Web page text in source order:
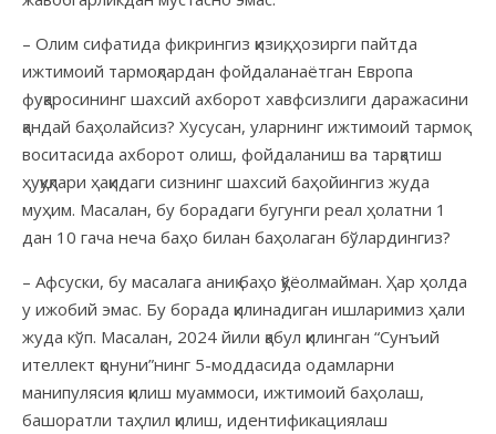
– Олим сифатида фикрингиз қизиқ, ҳозирги пайтда
ижтимоий тармоқлардан фойдаланаётган Европа
фуқаросининг шахсий ахборот хавфсизлиги даражасини
қандай баҳолайсиз? Хусусан, уларнинг ижтимоий тармоқ
воситасида ахборот олиш, фойдаланиш ва тарқатиш
ҳуқуқлари ҳақидаги сизнинг шахсий баҳойингиз жуда
муҳим. Масалан, бу борадаги бугунги реал ҳолатни 1
дан 10 гача неча баҳо билан баҳолаган бўлардингиз?
– Афсуски, бу масалага аниқ баҳо қўёолмайман. Ҳар ҳолда
у ижобий эмас. Бу борада қилинадиган ишларимиз ҳали
жуда кўп. Масалан, 2024 йили қабул қилинган “Сунъий
ителлект қонуни”нинг 5-моддасида одамларни
манипулясия қилиш муаммоси, ижтимоий баҳолаш,
башоратли таҳлил қилиш, идентификациялаш